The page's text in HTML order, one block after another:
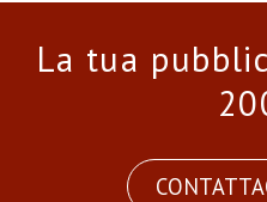
La tua